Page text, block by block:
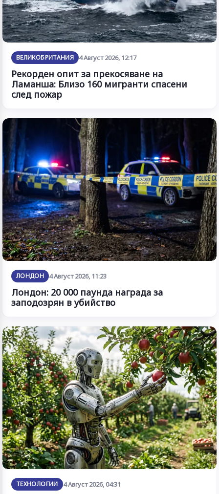
ВЕЛИКОБРИТАНИЯ 4 Август 2026, 12:17
Рекорден опит за прекосяване на
Ламанша: Близо 160 мигранти спасени
след пожар
ЛОНДОН 4 Август 2026, 11:23
Лондон: 20 000 паунда награда за
заподозрян в убийство
ТЕХНОЛОГИИ 4 Август 2026, 04:31